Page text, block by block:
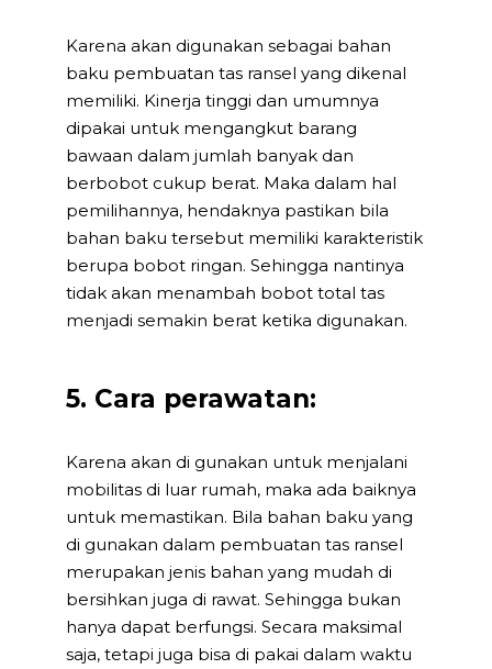
Karena akan digunakan sebagai bahan
baku pembuatan tas ransel yang dikenal
memiliki. Kinerja tinggi dan umumnya
dipakai untuk mengangkut barang
bawaan dalam jumlah banyak dan
berbobot cukup berat. Maka dalam hal
pemilihannya, hendaknya pastikan bila
bahan baku tersebut memiliki karakteristik
berupa bobot ringan. Sehingga nantinya
tidak akan menambah bobot total tas
menjadi semakin berat ketika digunakan.
5. Cara perawatan:
Karena akan di gunakan untuk menjalani
mobilitas di luar rumah, maka ada baiknya
untuk memastikan. Bila bahan baku yang
di gunakan dalam pembuatan tas ransel
merupakan jenis bahan yang mudah di
bersihkan juga di rawat. Sehingga bukan
hanya dapat berfungsi. Secara maksimal
saja, tetapi juga bisa di pakai dalam waktu